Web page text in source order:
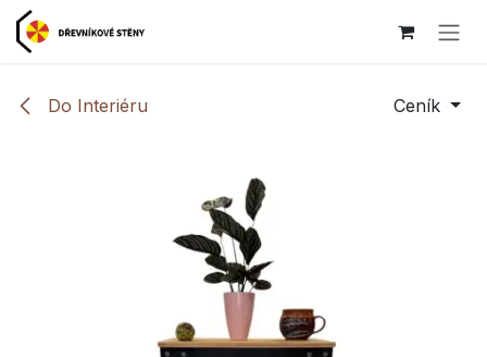
Přejít na obsah
Do Interiéru Ceník